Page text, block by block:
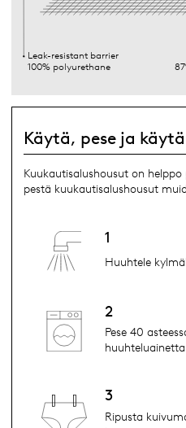
Leak-resistant barrier
100% polyurethane
Käytä, pese ja
Kuukautisalushousut on
pestä kuukautisalushousut
1
Huuhtele
2
Pese 40
huuhteluainetta
3
Ripusta